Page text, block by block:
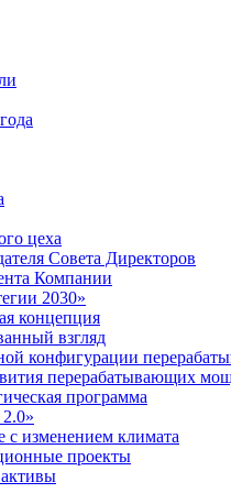
цеха
Совета Директоров
Компании
2030»
концепция
взгляд
конфигурации
перерабатывающих
программа
с изменением климата
проекты